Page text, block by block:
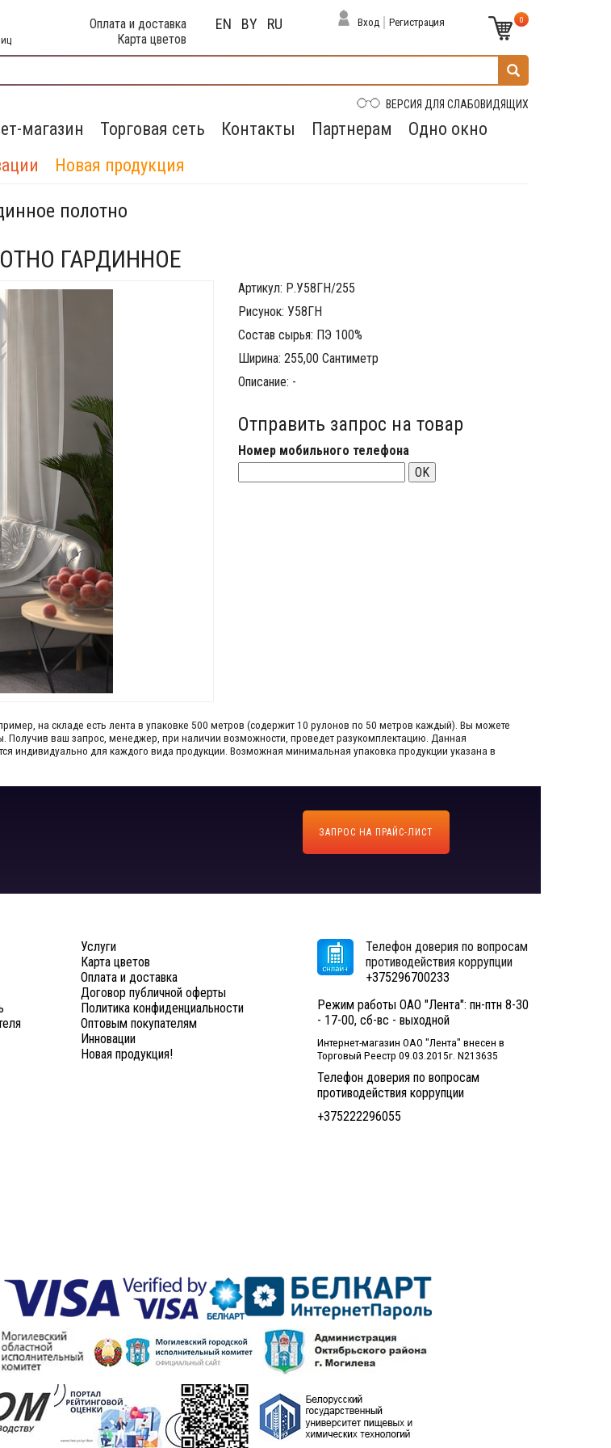
Оплата и доставка
Карта цветов
EN BY RU Вход Регистрация 0
ВЕРСИЯ ДЛЯ СЛАБОВИДЯЩИХ
магазин Торговая сеть Контакты Партнерам
Одно окно
Новая продукция
полотно
ГАРДИННОЕ
Артикул: Р.У58ГН/255
Рисунок: У58ГН
Состав сырья: ПЭ 100%
Ширина: 255,00 Сантиметр
Описание: -
Отправить запрос на товар
Номер мобильного телефона
OK
на складе​ есть лента в упаковке 500 метров (содержит 10 рулонов по 50 метров каждый).​ Вы можете
Получив ваш запрос,​ менеджер, при наличии возможности, проведет разукомплектацию. Данная
индивидуально для каждого вида продукции.​ Возможная минимальная упаковка продукции указана в
ЗАПРОС НА ПРАЙС-ЛИСТ
Услуги
Карта цветов
Оплата и доставка
Договор публичной оферты
Политика конфиденциальности
Оптовым покупателям
Инновации
Новая продукция!
Телефон доверия по вопросам
противодействия коррупции
+375296700233
Режим работы ОАО "Лента": пн-птн 8-30
- 17-00, сб-вс - выходной
Интернет-магазин ОАО "Лента" внесен в
Торговый Реестр 09.03.2015г. N213635
Телефон доверия по вопросам
противодействия коррупции
+375222296055